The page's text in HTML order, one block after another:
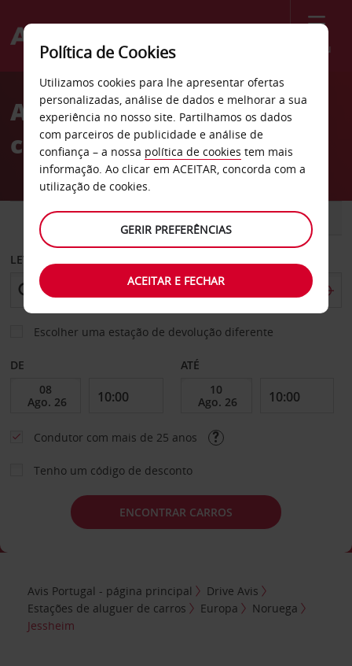
Menu
Welcome
AvisAluguer de
carros Jessheim
CARRO COMERCIAIS
LEVANTAR EM
Escolher uma estação de devolução diferente
DE ATÉ
Condutor com mais de 25 anos
Tenho um código de desconto
ENCONTRAR CARROS
Avis Portugal - página principal
Drive Avis
Estações de aluguer de carros
Europa
Noruega
Jessheim
Política de Cookies
Utilizamos cookies para lhe apresentar ofertas
personalizadas, análise de dados e melhorar a sua
experiência no nosso site. Partilhamos os dados
com parceiros de publicidade e análise de
confiança – a nossa política de cookies tem mais
informação. Ao clicar em ACEITAR, concorda com a
utilização de cookies.
GERIR PREFERÊNCIAS
ACEITAR E FECHAR